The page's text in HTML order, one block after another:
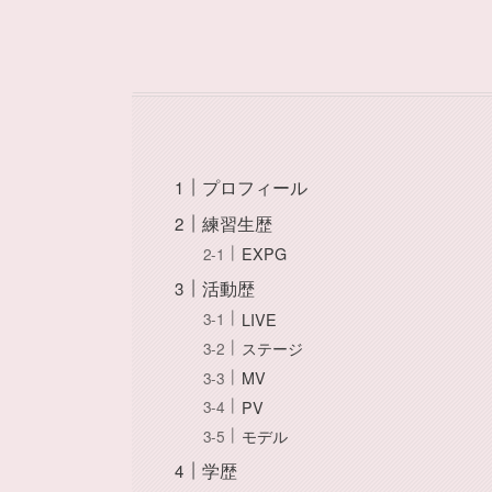
プロフィール
練習生歴
EXPG
活動歴
LIVE
ステージ
MV
PV
モデル
学歴